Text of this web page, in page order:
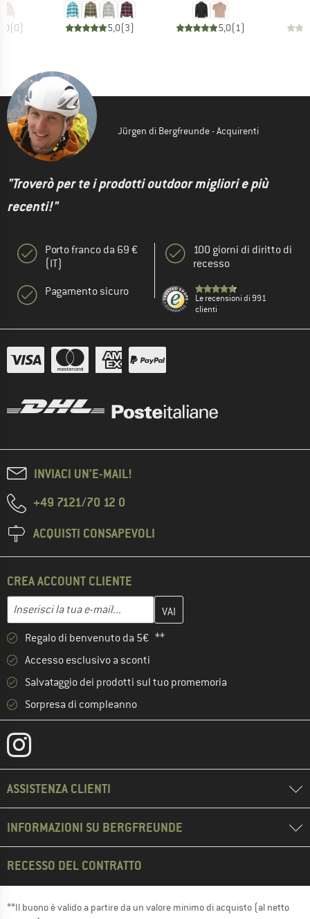
(0) 5,0(3) 5,0(1)
Jürgen di Bergfreunde - Acquirenti
"Troverò per te i prodotti outdoor migliori e più
recenti!"
Porto franco da 69 €
(IT)
Pagamento sicuro
100 giorni di diritto di
recesso
Le recensioni di 991
clienti
INVIACI UN'E-MAIL!
+49 7121/70 12 0
ACQUISTI CONSAPEVOLI
CREA ACCOUNT CLIENTE
Indirizzo e-mail
Inserisci qui il tuo indirizzo e-mail e crea il tuo account cliente
Regalo di benvenuto da 5€ **
Accesso esclusivo a sconti
Salvataggio dei prodotti sul tuo promemoria
Sorpresa di compleanno
ASSISTENZA CLIENTI
INFORMAZIONI SU BERGFREUNDE
RECESSO DEL CONTRATTO
**Il buono è valido a partire da un valore minimo di acquisto (al netto